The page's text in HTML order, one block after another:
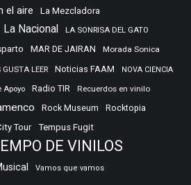
el aire La Mezcladora
La Nacional LA SONRISA DEL GATO
MAR DE JAIRAN Morada Sonica
GUSTA LEER Noticias FAAM NOVA CIENCIA
Apoyo Radio TIR Recuerdos en vinilo
Rock Museum
Rocktopia
Tour Tempus Fugit
DE VINILOS
Vamos que vamos